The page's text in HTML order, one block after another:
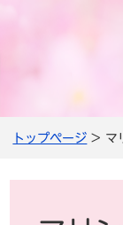
トップページ > マ